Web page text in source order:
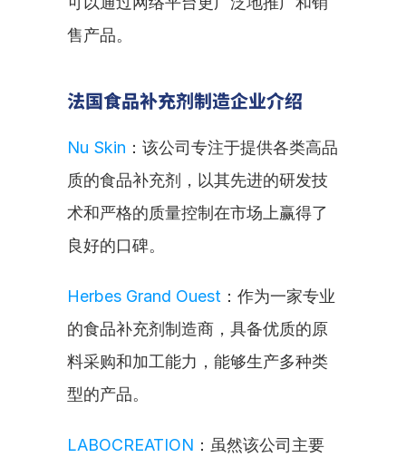
售产品。
法国食品补充剂制造企业介绍
Nu Skin ：该公司专注于提供各类高品
质的食品补充剂，以其先进的研发技
术和严格的质量控制在市场上赢得了
良好的口碑。
Herbes Grand Ouest ：作为一家专业
的食品补充剂制造商，具备优质的原
料采购和加工能力，能够生产多种类
型的产品。
LABOCREATION ：虽然该公司主要